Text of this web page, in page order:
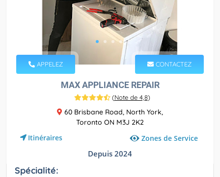
APPELEZ CONTACTEZ
MAX APPLIANCE REPAIR
(Note de 4,8)
60 Brisbane Road, North York,
Toronto ON M3J 2K2
Itinéraires Zones de Service
Depuis 2024
Spécialité: